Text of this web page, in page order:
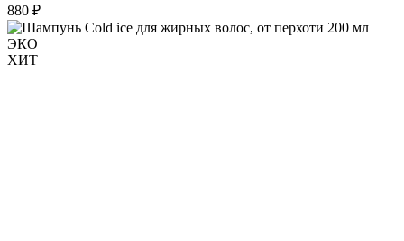
880 ₽
ЭКО
ХИТ